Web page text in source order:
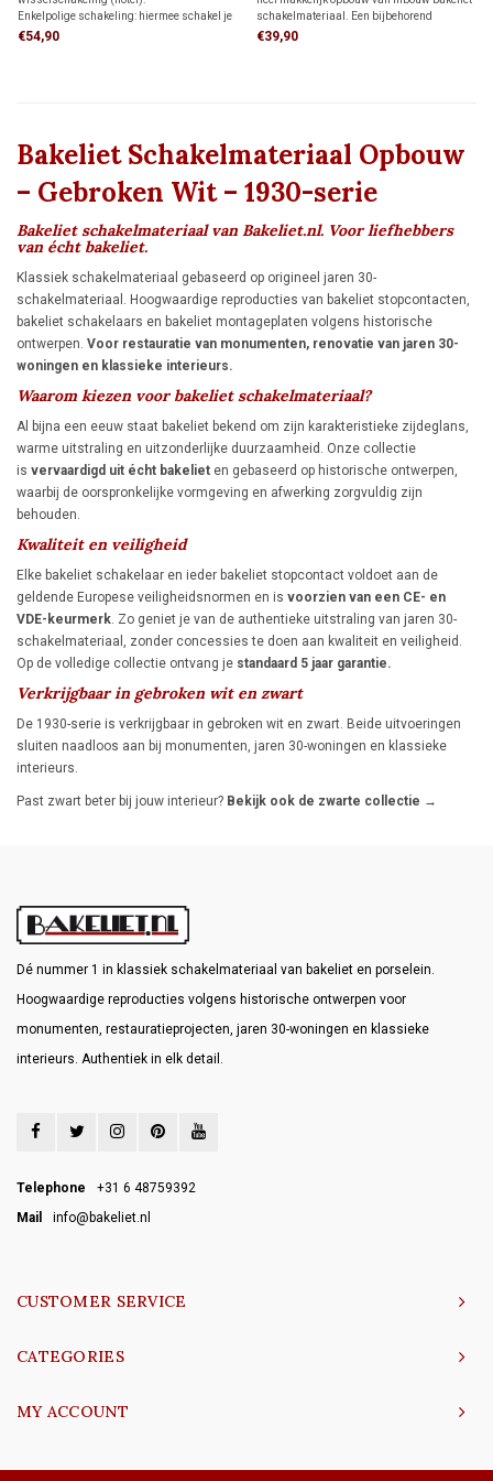
Enkelpolige schakeling: hiermee schakel je
een lamp vanaf één schakelaar aan en uit.
€54,90
schakelmateriaal. Een bijbehorend
afdekraam en montageplaat zitten bij deze
€39,90
Bakeliet Schakelmateriaal Opbouw
– Gebroken Wit – 1930-serie
Bakeliet schakelmateriaal van Bakeliet.nl. Voor liefhebbers
van écht bakeliet.
Klassiek schakelmateriaal gebaseerd op origineel jaren 30-
schakelmateriaal. Hoogwaardige reproducties van bakeliet stopcontacten,
bakeliet schakelaars en bakeliet montageplaten volgens historische
ontwerpen. Voor restauratie van monumenten, renovatie van jaren 30-
woningen en klassieke interieurs.
Waarom kiezen voor bakeliet schakelmateriaal?
Al bijna een eeuw staat bakeliet bekend om zijn karakteristieke zijdeglans,
warme uitstraling en uitzonderlijke duurzaamheid. Onze collectie
is vervaardigd uit écht bakeliet en gebaseerd op historische ontwerpen,
waarbij de oorspronkelijke vormgeving en afwerking zorgvuldig zijn
behouden.
Kwaliteit en veiligheid
Elke bakeliet schakelaar en ieder bakeliet stopcontact voldoet aan de
geldende Europese veiligheidsnormen en is voorzien van een CE- en
VDE-keurmerk. Zo geniet je van de authentieke uitstraling van jaren 30-
schakelmateriaal, zonder concessies te doen aan kwaliteit en veiligheid.
Op de volledige collectie ontvang je standaard 5 jaar garantie.
Verkrijgbaar in gebroken wit en zwart
De 1930-serie is verkrijgbaar in gebroken wit en zwart. Beide uitvoeringen
sluiten naadloos aan bij monumenten, jaren 30-woningen en klassieke
interieurs.
Past zwart beter bij jouw interieur? Bekijk ook de zwarte collectie →
Dé nummer 1 in klassiek schakelmateriaal van bakeliet en porselein.
Hoogwaardige reproducties volgens historische ontwerpen voor
monumenten, restauratieprojecten, jaren 30-woningen en klassieke
interieurs. Authentiek in elk detail.
Telephone
+31 6 48759392
Mail
info@bakeliet.nl
CUSTOMER SERVICE
CATEGORIES
MY ACCOUNT